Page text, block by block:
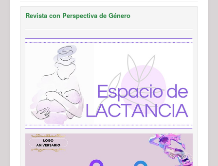
Revista con Perspectiva de Género